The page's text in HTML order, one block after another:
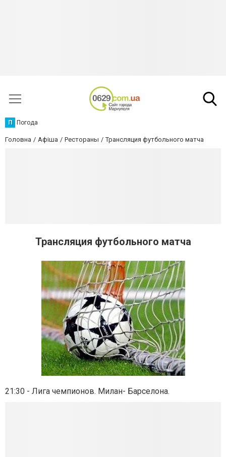
П Погода
Головна Афіша Рестораны Трансляция футбольного матча
Трансляция футбольного матча
21:30 - Лига чемпионов. Милан- Барселона.